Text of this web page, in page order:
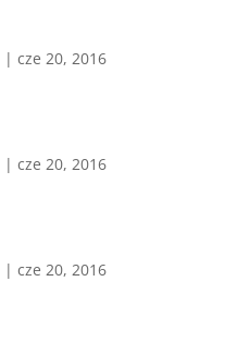
| cze 20, 2016
| cze 20, 2016
| cze 20, 2016